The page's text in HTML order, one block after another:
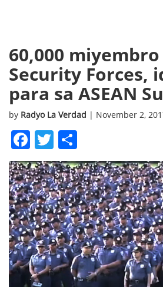
60,000
Security Forces,
para sa ASEAN
by Radyo La Verdad | November 2,
Facebook
Twitter